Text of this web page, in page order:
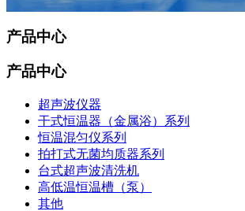
产品中心
产品中心
超声波仪器
干式恒温器（金属浴）系列
恒温混匀仪系列
拍打式无菌均质器系列
台式超声波清洗机
高低温恒温槽（泵）
其他